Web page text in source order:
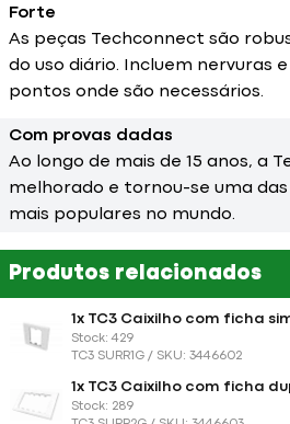
Forte
As peças Techconnect são
do uso diário. Incluem nervuras
pontos onde são necessários.
Com provas dadas
Ao longo de mais de 15 anos, a
melhorado e tornou-se uma das
mais populares no mundo.
Produtos relacionados
1x TC3 Caixilho com ficha
Stock: 429
TC3 SURR1G / SKU: 3446602
1x TC3 Caixilho com ficha
Stock: 289